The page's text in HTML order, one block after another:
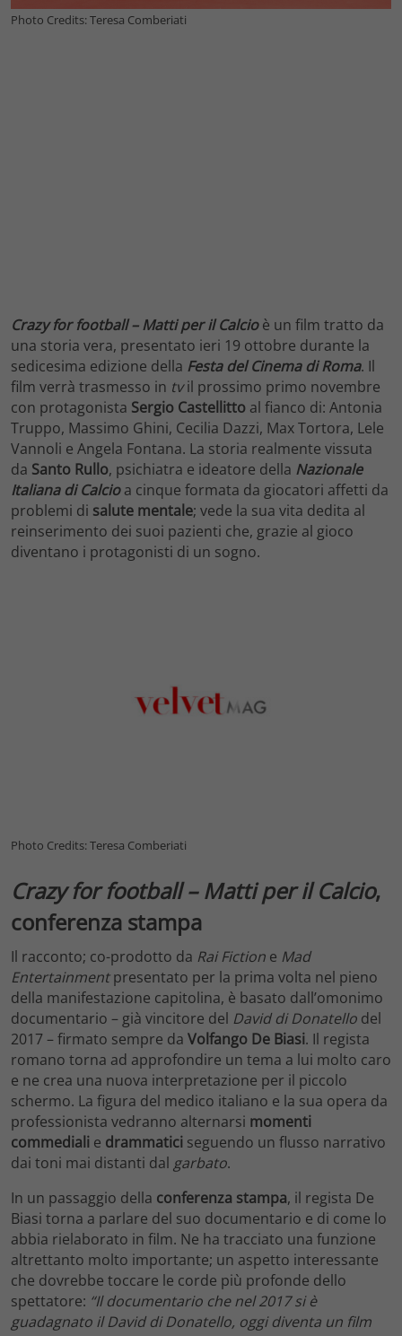
Photo Credits: Teresa Comberiati
Crazy for football – Matti per il Calcio è un film tratto da
una storia vera, presentato ieri 19 ottobre durante la
sedicesima edizione della Festa del Cinema di Roma. Il
film verrà trasmesso in tvil prossimo primo novembre
con protagonista Sergio Castellitto al fianco di: Antonia
Truppo, Massimo Ghini, Cecilia Dazzi, Max Tortora, Lele
Vannoli e Angela Fontana. La storia realmente vissuta
da Santo Rullo, psichiatra e ideatore della Nazionale
Italiana di Calcioa cinque formata da giocatori affetti da
problemi di salute mentale; vede la sua vita dedita al
reinserimento dei suoi pazienti che, grazie al gioco
diventano i protagonisti di un sogno.
Photo Credits: Teresa Comberiati
Crazy for football – Matti per il Calcio,
conferenza stampa
Il racconto; co-prodotto da Rai Fiction e Mad
Entertainmentpresentato per la prima volta nel pieno
della manifestazione capitolina, è basato dall’omonimo
documentario – già vincitore del David di Donatello del
2017 – firmato sempre da Volfango De Biasi. Il regista
romano torna ad approfondire un tema a lui molto caro
e ne crea una nuova interpretazione per il piccolo
schermo. La figura del medico italiano e la sua opera da
professionista vedranno alternarsi momenti
commediali e drammatici seguendo un flusso narrativo
dai toni mai distanti dal garbato.
In un passaggio della conferenza stampa, il regista De
Biasi torna a parlare del suo documentario e di come lo
abbia rielaborato in film. Ne ha tracciato una funzione
altrettanto molto importante; un aspetto interessante
che dovrebbe toccare le corde più profonde dello
spettatore: “Il documentario che nel 2017 si è
guadagnato il David di Donatello, oggi diventa un film